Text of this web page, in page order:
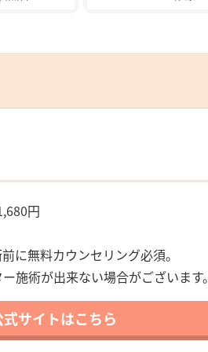
円
に無料カウンセリング必須。
施術が出来ない場合がございます。
式サイトはこちら